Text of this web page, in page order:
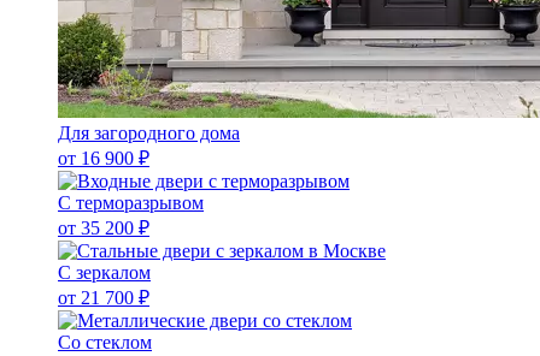
Для загородного дома
от 16 900 ₽
С терморазрывом
от 35 200 ₽
С зеркалом
от 21 700 ₽
Со стеклом